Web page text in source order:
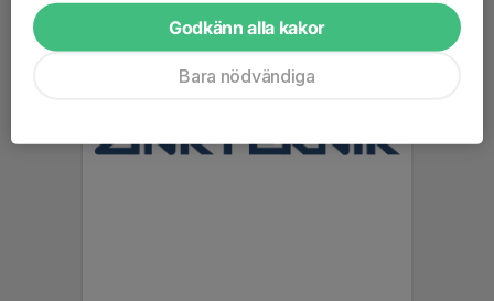
Godkänn alla kakor
Bara nödvändiga